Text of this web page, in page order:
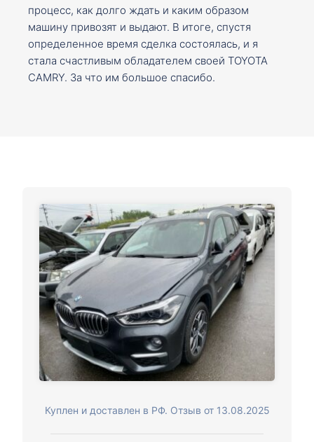
процесс, как долго ждать и каким образом
машину привозят и выдают. В итоге, спустя
определенное время сделка состоялась, и я
стала счастливым обладателем своей TOYOTA
CAMRY. За что им большое спасибо.
Куплен и доставлен в РФ. Отзыв от 13.08.2025